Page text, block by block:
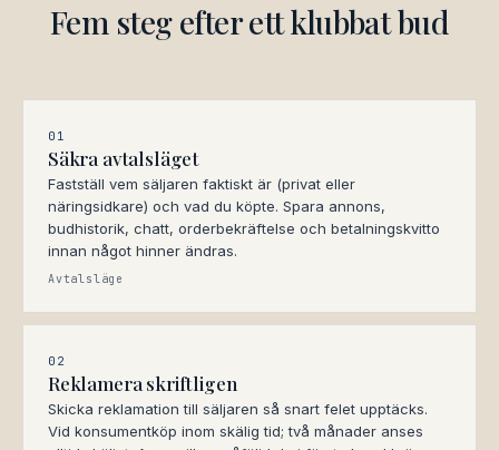
Fem steg efter ett klubbat bud
01
Säkra avtalsläget
Fastställ vem säljaren faktiskt är (privat eller
näringsidkare) och vad du köpte. Spara annons,
budhistorik, chatt, orderbekräftelse och betalningskvitto
innan något hinner ändras.
Avtalsläge
02
Reklamera skriftligen
Skicka reklamation till säljaren så snart felet upptäcks.
Vid konsumentköp inom skälig tid; två månader anses